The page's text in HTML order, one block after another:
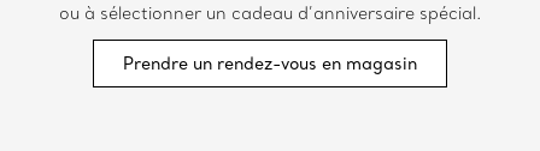
ou à sélectionner un cadeau d’anniversaire spécial.
Prendre un rendez-vous en magasin